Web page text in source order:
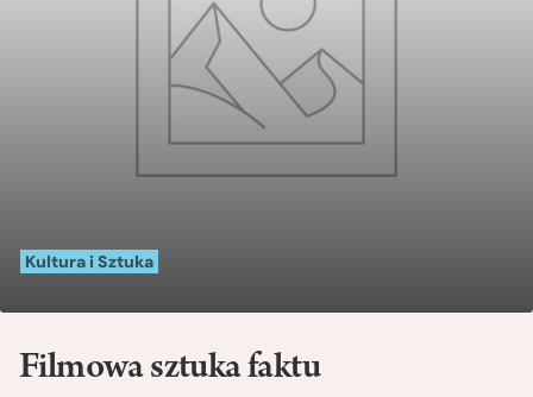
Kultura i Sztuka
Filmowa sztuka faktu